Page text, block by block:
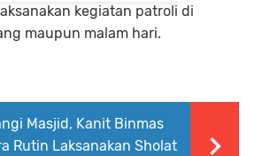
kegiatan patroli di
maupun malam hari.
Masjid, Kanit Binmas
Rutin Laksanakan Sholat